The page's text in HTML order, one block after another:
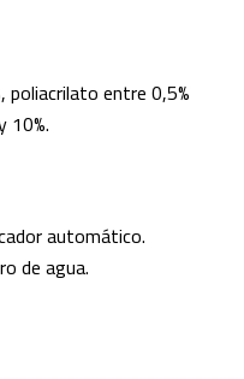
poliacrilato entre 0,5%
10%.
automático.
de agua.